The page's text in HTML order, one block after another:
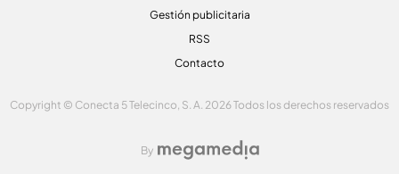
Gestión publicitaria
RSS
Contacto
Copyright © Conecta 5 Telecinco, S. A. 2026 Todos los derechos reservados
By